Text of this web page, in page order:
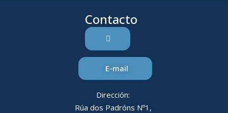
Contacto
E-mail
Dirección:
Rúa dos Padróns Nº1,